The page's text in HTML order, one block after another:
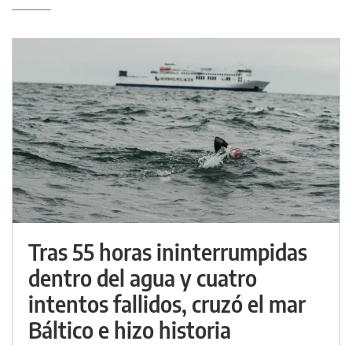
Tras 55 horas ininterrumpidas
dentro del agua y cuatro
intentos fallidos, cruzó el mar
Báltico e hizo historia